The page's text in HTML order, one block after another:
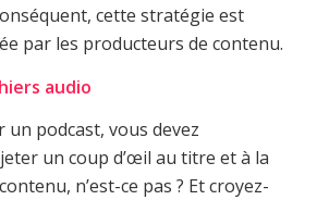
cette stratégie est
par les producteurs de contenu.
audio
un podcast, vous devez
un coup d’œil au titre et à la
n’est-ce pas ? Et croyez-